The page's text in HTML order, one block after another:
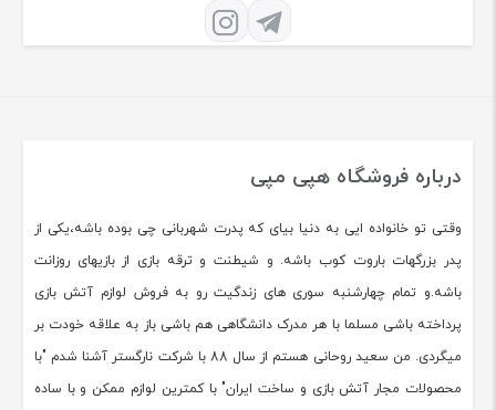
درباره فروشگاه هپی مپی
وقتی تو خانواده ایی به دنیا بیای که پدرت شهربانی چی بوده باشه،یکی از
پدر بزرگهات باروت کوب باشه. و شیطنت و ترقه بازی از بازیهای روزانت
باشه.و تمام چهارشنبه سوری های زندگیت رو به فروش لوازم آتش بازی
پرداخته باشی مسلما با هر مدرک دانشگاهی هم باشی باز به علاقه خودت بر
میگردی. من سعید روحانی هستم از سال 88 با شرکت نارگستر آشنا شدم "با
محصولات مجار آتش بازی و ساخت ایران" با کمترین لوازم ممکن و با ساده